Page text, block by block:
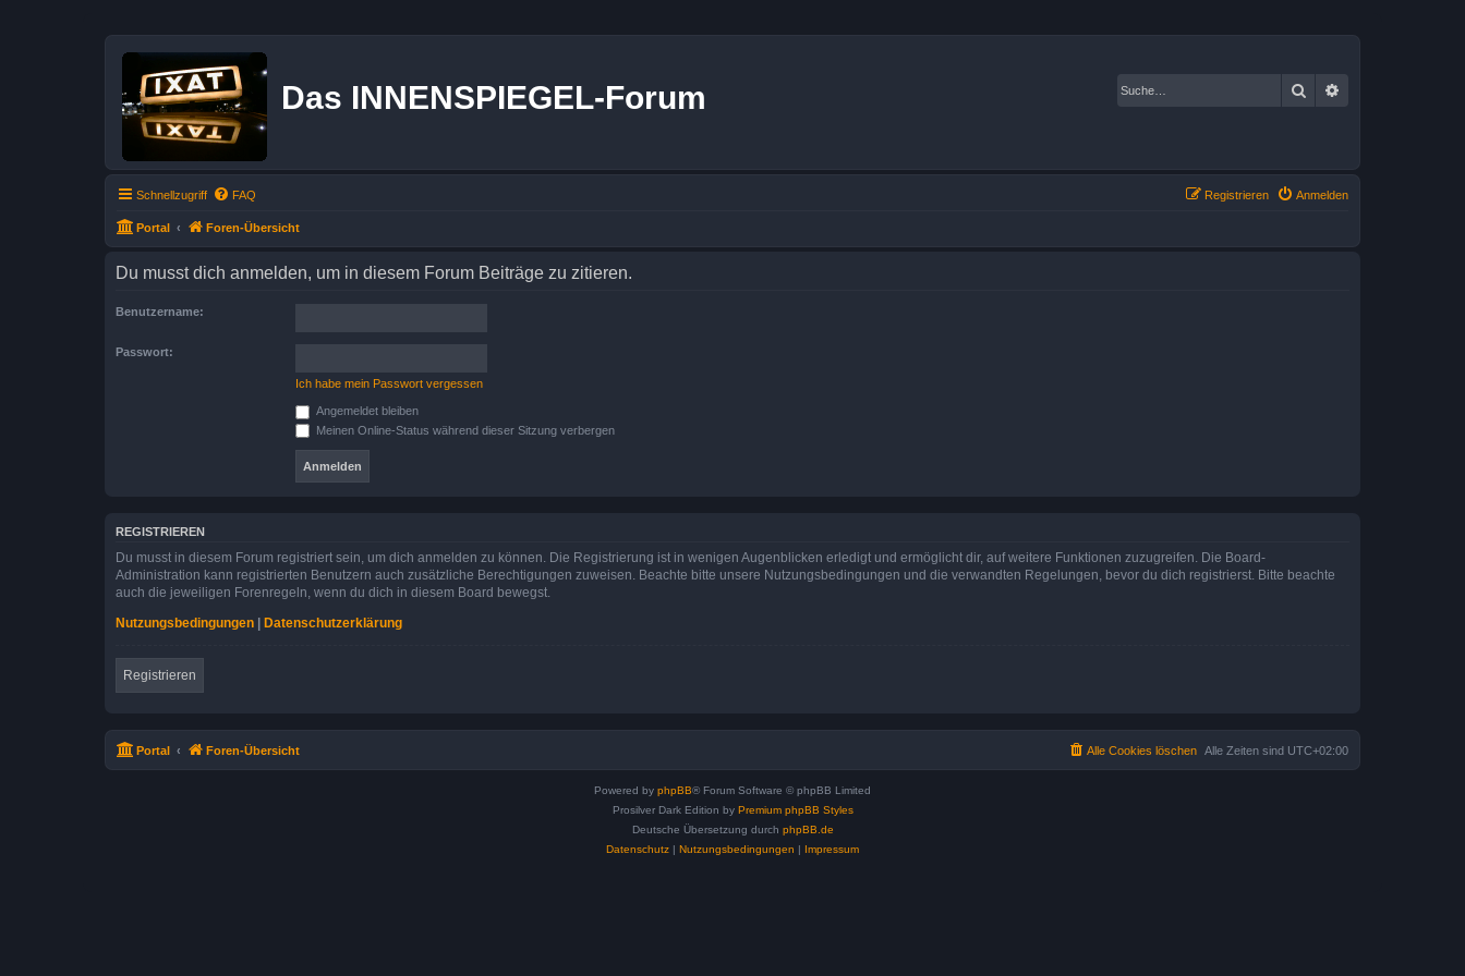
Das INNENSPIEGEL-Forum Suche
Schnellzugriff FAQ Anmelden
Registrieren
Portal Foren-Übersicht
Du musst dich anmelden, um in diesem Forum Beiträge zu zitieren.
Benutzername:
Passwort:
Ich habe mein Passwort vergessen
Angemeldet bleiben
Meinen Online-Status während dieser Sitzung verbergen
REGISTRIEREN
Du musst in diesem Forum registriert sein, um dich anmelden zu können. Die Registrierung ist in wenigen Augenblicken erledigt und ermöglicht dir, auf weitere Funktionen zuzugreifen. Die Board-
Administration kann registrierten Benutzern auch zusätzliche Berechtigungen zuweisen. Beachte bitte unsere Nutzungsbedingungen und die verwandten Regelungen, bevor du dich registrierst. Bitte beachte
auch die jeweiligen Forenregeln, wenn du dich in diesem Board bewegst.
Nutzungsbedingungen | Datenschutzerklärung
Registrieren
Portal Foren-Übersicht Alle Zeiten sind UTC+02:00
Alle Cookies löschen
Powered by phpBB® Forum Software © phpBB Limited
Prosilver Dark Edition by Premium phpBB Styles
Deutsche Übersetzung durch phpBB.de
Datenschutz | Nutzungsbedingungen | Impressum